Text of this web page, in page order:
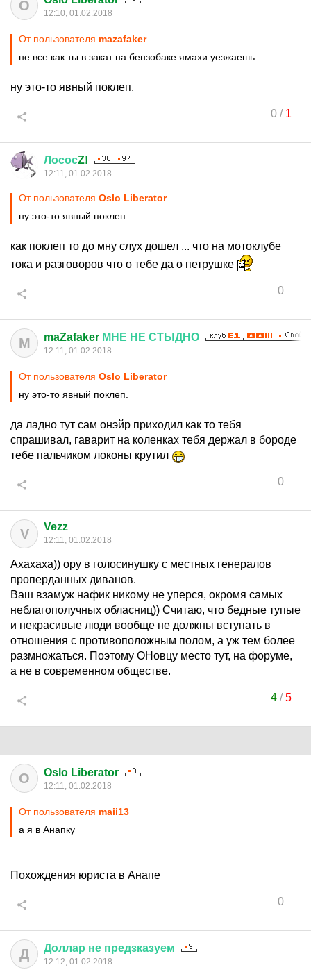
O 12:10, 01.02.2018
От пользователя mazafaker
не все как ты в закат на бензобаке ямахи уезжаешь
ну это-то явный поклеп.
0/ 1
ЛососZ!
12:11, 01.02.2018
От пользователя Oslo Liberator
ну это-то явный поклеп.
как поклеп то до мну слух дошел ... что на мотоклубе
тока и разговоров что о тебе да о петрушке
0
M maZafaker МНЕ НЕ СТЫДНО
12:11, 01.02.2018
От пользователя Oslo Liberator
ну это-то явный поклеп.
да ладно тут сам онэйр приходил как то тебя
спрашивал, гаварит на коленках тебя держал в бороде
тебе пальчиком локоны крутил
0
V Vezz
12:11, 01.02.2018
Ахахаха)) ору в голосинушку с местных генералов
проперданных диванов.
Ваш взамуж нафик никому не уперся, окромя самых
неблагополучных обласниц)) Считаю, что бедные тупые
и некрасивые люди вообще не должны вступать в
отношения с противоположным полом, а уж тем более
размножаться. Поэтому ОНовцу место тут, на форуме,
а не в современном обществе.
4/5
O Oslo Liberator
12:11, 01.02.2018
От пользователя maii13
а я в Анапку
Похождения юриста в Анапе
0
Д Доллар не предзказуем
12:12, 01.02.2018